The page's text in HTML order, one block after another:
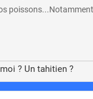
? Un tahitien ?